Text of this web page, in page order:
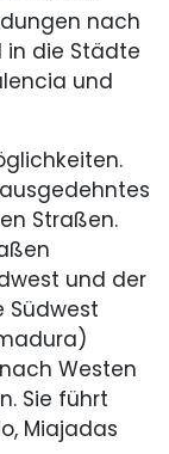
nach
in die Städte
und
Straßen.
und der
Südwest
Westen
Sie führt
Miajadas